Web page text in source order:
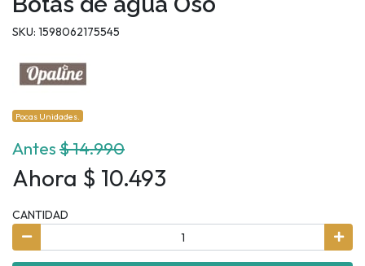
SKU: 1598062175545
Pocas Unidades.
Antes$ 14.990
Ahora $ 10.493
CANTIDAD